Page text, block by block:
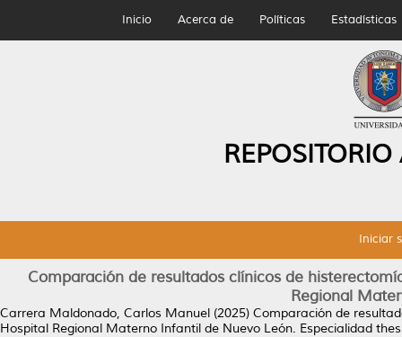
Inicio Acerca de Políticas Estadísticas
Iniciar
Comparación de resultados clínicos de
Regional
Carrera Maldonado, Carlos Manuel (2025) Comparación de
Hospital Regional Materno Infantil de Nuevo León. Especialidad